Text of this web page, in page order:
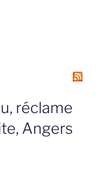
réclame
Angers